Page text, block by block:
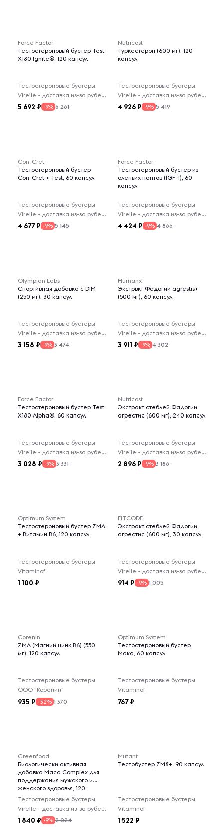
Force Factor
Тестостероновый бустер Test
X180 Ignite®, 120 капсул
Тестостероновые бустеры
Virelle - доставка из-за рубежа
5 692 -9% 6 261
Nutricost
Туркестерон (600 мг), 120
капсул
Тестостероновые бустеры
Virelle - доставка из-за рубежа
4 926 -9% 5 419
Con-Cret
Тестостероновый бустер
Con-Cret + Test, 60 капсул
Тестостероновые бустеры
Virelle - доставка из-за рубежа
4 677 -9% 5 145
Force Factor
Тестостероновый бустер из
оленьих пантов (IGF-1), 60
капсул
Тестостероновые бустеры
Virelle - доставка из-за рубежа
4 424 -9% 4 866
Olympian Labs
Спортивная добавка с DIM
(250 мг), 30 капсул
Тестостероновые бустеры
Virelle - доставка из-за рубежа
3 158 -9% 3 474
Humanx
Экстрвкт Фадогии agrestis+
(500 мг), 60 капсул
Тестостероновые бустеры
Virelle - доставка из-за рубежа
3 911 -9% 4 302
Force Factor
Тестостероновый бустер Test
X180 Alpha®, 60 капсул
Тестостероновые бустеры
Virelle - доставка из-за рубежа
3 028 -9% 3 331
Nutricost
Экстракт стеблей Фадогии
агрестис (600 мг), 240 капсул
Тестостероновые бустеры
Virelle - доставка из-за рубежа
2 896 -9% 3 186
Optimum System
Тестостероновый бустер ZMA
+ Витамин B6, 120 капсул
Тестостероновые бустеры
Vitaminof
1 100
FITCODE
Экстракт стеблей Фадогии
агрестис (600 мг), 30 капсул
Тестостероновые бустеры
Virelle - доставка из-за рубежа
914 -9% 1 005
Corenin
ZMA (Магний цинк В6) (550
мг), 120 капсул
Тестостероновые бустеры
ООО "Коренин"
935 -32% 1 370
Optimum System
Тестостероновый бустер
Мака, 60 капсул
Тестостероновые бустеры
Vitaminof
767
Greenfood
Биологически активная
добавка Maca Complex для
поддержания мужского и
женского здоровья, 120
капсул
Тестостероновые бустеры
Virelle - доставка из-за рубежа
1 840 -9% 2 024
Mutant
Тестобустер ZM8+, 90 капсул
Тестостероновые бустеры
Vitaminof
1 522